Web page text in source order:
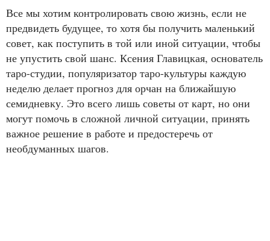
Все мы хотим контролировать свою жизнь, если не
предвидеть будущее, то хотя бы получить маленький
совет, как поступить в той или иной ситуации, чтобы
не упустить свой шанс. Ксения Главицкая, основатель
таро-студии, популяризатор таро-культуры каждую
неделю делает прогноз для орчан на ближайшую
семидневку. Это всего лишь советы от карт, но они
могут помочь в сложной личной ситуации, принять
важное решение в работе и предостеречь от
необдуманных шагов.